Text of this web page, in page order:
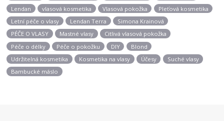
Lendan
vlasová kosmetika Vlasová pokožka
Pleťová kosmetika
Letní péče o vlasy
Lendan Terra
Simona Krainová
PÉČE O VLASY
Mastné vlasy
Citlivá vlasová pokožka
Péče o délky
Péče o pokožku DIY
Blond
Udržitelná kosmetika
Kosmetika na vlasy Účesy
Suché vlasy
Bambucké máslo